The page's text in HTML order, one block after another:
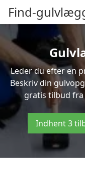
Find-
Leder du efter en
Beskriv din
gratis tilbud fra
Indhent 3